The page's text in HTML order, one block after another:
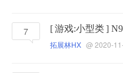
7 [游戏:小型类]
拓展林HX @ 2020-